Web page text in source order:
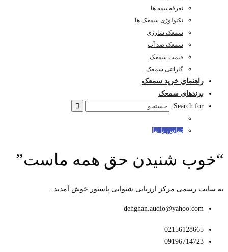
تعرفه بیمه ها
تکنولوژی سمعک ها
سمعک شارژی
سمعک ضد آب
قیمت سمعک
گارانتی سمعک
راهنمای خرید سمعک
برندهای سمعک
Search for:
تماس با ما
“خوب شنیدن حق همه ماست”
به سایت رسمی مرکز ارزیابی شنوایی پاستور خوش آمدید.
dehghan.audio@yahoo.com
02156128665
09196714723